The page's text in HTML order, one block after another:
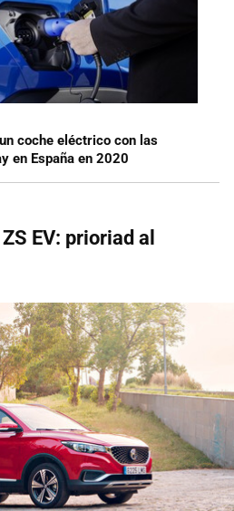
coche eléctrico con las
en España en 2020
EV: prioriad al